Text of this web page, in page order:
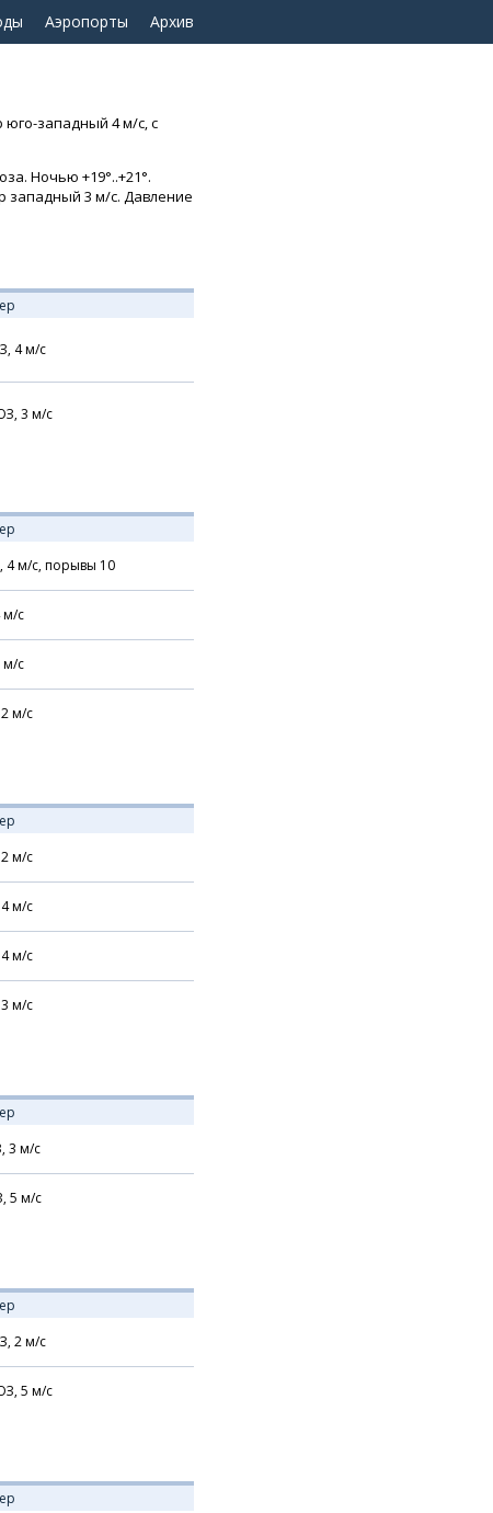
Аэропорты Архив
юго-западный 4 м/с, с
Ночью +19°..+21°.
западный 3 м/с. Давление
4м/с
3 м/с
4м/с, порывы 10
м/с
м/с
2м/с
2м/с
4м/с
4м/с
3 м/с
3 м/с
5 м/с
2м/с
5 м/с